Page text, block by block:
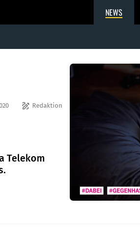
NEWS
draw Redaktion
Telekom